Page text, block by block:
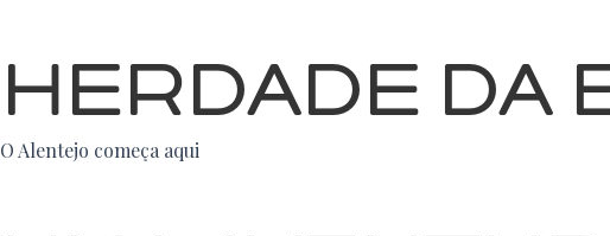
HERDADE DA
O Alentejo começa aqui